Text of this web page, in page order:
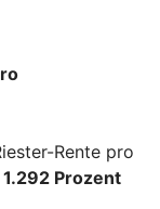
Rente pro
1.292 Prozent